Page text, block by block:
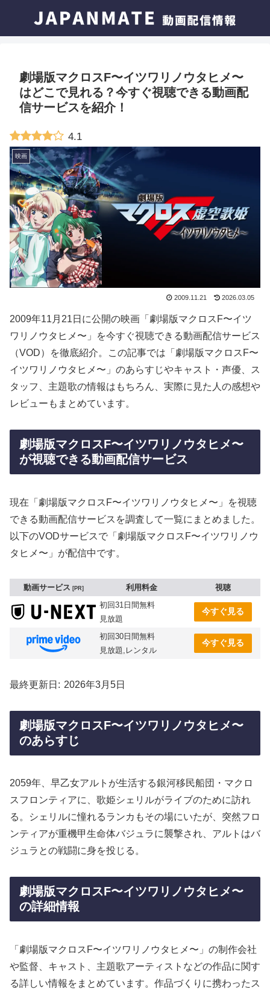
劇場版マクロスF〜イツワリノウタヒメ〜
はどこで見れる？今すぐ視聴できる動画配
信サービスを紹介！
4.1
映画
2009.11.21 2026.03.05
2009年11月21日に公開の映画「劇場版マクロスF〜イツ
ワリノウタヒメ〜」を今すぐ視聴できる動画配信サービス
（VOD）を徹底紹介。この記事では「劇場版マクロスF〜
イツワリノウタヒメ〜」のあらすじやキャスト・声優、ス
タッフ、主題歌の情報はもちろん、実際に見た人の感想や
レビューもまとめています。
劇場版マクロスF〜イツワリノウタヒメ〜
が視聴できる動画配信サービス
現在「劇場版マクロスF〜イツワリノウタヒメ〜」を視聴
できる動画配信サービスを調査して一覧にまとめました。
以下のVODサービスで「劇場版マクロスF〜イツワリノウ
タヒメ〜」が配信中です。
動画サービス PR 利用料金
視聴
初回31日間無料
見放題
今すぐ見る
初回30日間無料
見放題,レンタル
今すぐ見る
最終更新日 2026年3月5日
劇場版マクロスF〜イツワリノウタヒメ〜
のあらすじ
2059年、早乙女アルトが生活する銀河移民船団・マクロ
スフロンティアに、歌姫シェリルがライブのために訪れ
る。シェリルに憧れるランカもその場にいたが、突然フロ
ンティアが重機甲生命体バジュラに襲撃され、アルトはバ
ジュラとの戦闘に身を投じる。
劇場版マクロスF〜イツワリノウタヒメ〜
の詳細情報
「劇場版マクロスF〜イツワリノウタヒメ〜」の制作会社
や監督、キャスト、主題歌アーティストなどの作品に関す
る詳しい情報をまとめています。作品づくりに携わったス